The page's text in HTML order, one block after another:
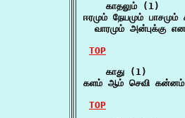
    காதலும் (1)
ஈரமும் நேயமும் பாசமும்
வாரமும் அன்புக்கு
TOP
    காது (1)
களம் ஆம் செவி
TOP